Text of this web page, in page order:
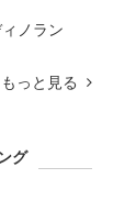
ノラン
もっと見る
グ